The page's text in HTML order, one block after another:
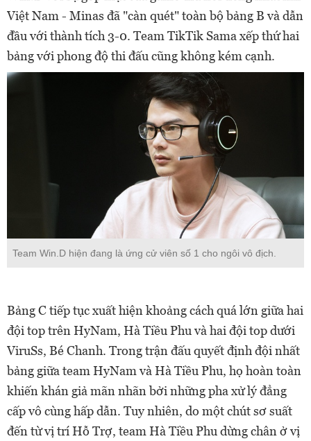
Việt Nam - Minas đã "càn quét" toàn bộ bảng B và dẫn
đầu với thành tích 3-0. Team TikTik Sama xếp thứ hai
bảng với phong độ thi đấu cũng không kém cạnh.
Team Win.D hiện đang là ứng cử viên số 1 cho ngôi vô địch.
Bảng C tiếp tục xuất hiện khoảng cách quá lớn giữa hai
đội top trên HyNam, Hà Tiều Phu và hai đội top dưới
ViruSs, Bé Chanh. Trong trận đấu quyết định đội nhất
bảng giữa team HyNam và Hà Tiều Phu, họ hoàn toàn
khiến khán giả mãn nhãn bởi những pha xử lý đẳng
cấp vô cùng hấp dẫn. Tuy nhiên, do một chút sơ suất
đến từ vị trí Hỗ Trợ, team Hà Tiều Phu dừng chân ở vị